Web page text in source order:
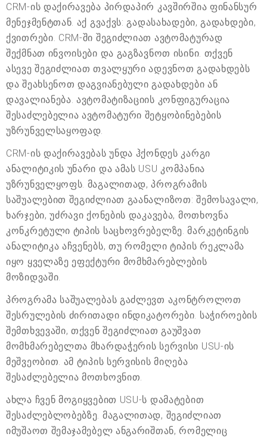
CRM-ის დაქირავება პირდაპირ კავშირშია ფინანსურ
მენეჯმენტთან. აქ გვაქვს: გადასახადები, გადახდები,
ქვითრები. CRM-ში შეგიძლიათ ავტომატურად
შექმნათ ინვოისები და გაგზავნოთ ისინი. თქვენ
ასევე შეგიძლიათ თვალყური ადევნოთ გადახდებს
და შეახსენოთ დაგვიანებული გადახდები ან
დავალიანება. ავტომატიზაციის კონფიგურაცია
შესაძლებელია ავტომატური შეტყობინებების
უზრუნველსაყოფად.
CRM-ის დაქირავებას უნდა ჰქონდეს კარგი
ანალიტიკის უნარი და ამას USU კომპანია
უზრუნველყოფს. მაგალითად, პროგრამის
საშუალებით შეგიძლიათ გაანალიზოთ: შემოსავალი,
ხარჯები, უძრავი ქონების დაკავება, მოთხოვნა
კონკრეტული ტიპის საცხოვრებელზე. მარკეტინგის
ანალიტიკა აჩვენებს, თუ რომელი ტიპის რეკლამა
იყო ყველაზე ეფექტური მომხმარებლების
მოზიდვაში.
პროგრამა საშუალებას გაძლევთ აკონტროლოთ
შესრულების ძირითადი ინდიკატორები. საჭიროების
შემთხვევაში, თქვენ შეგიძლიათ გაუშვათ
მომხმარებელთა მხარდაჭერის სერვისი USU-ის
მეშვეობით. ამ ტიპის სერვისის მიღება
შესაძლებელია მოთხოვნით.
ახლა ჩვენ მოგიყვებით USU-ს დამატებით
შესაძლებლობებზე. მაგალითად, შეგიძლიათ
იმუშაოთ შემაჯამებელ ანგარიშთან, რომელიც